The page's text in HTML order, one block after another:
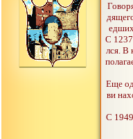
С 1237
лся. В
Еще
ви
С